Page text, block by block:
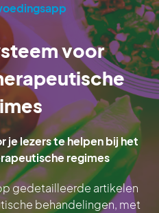
voor
je lezers te helpen bij het
regimes
gedetailleerde artikelen
behandelingen, met